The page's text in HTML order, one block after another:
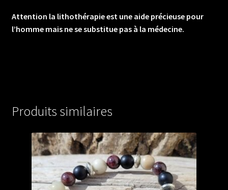
Attention la lithothérapie est une aide précieuse pour
l’homme mais ne se substitue pas à la médecine.
Produits similaires